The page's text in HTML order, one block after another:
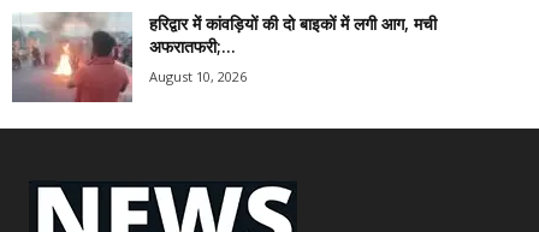
हरिद्वार में कांवड़ियों की दो बाइकों में लगी आग, मची
अफरातफरी;...
August 10, 2026